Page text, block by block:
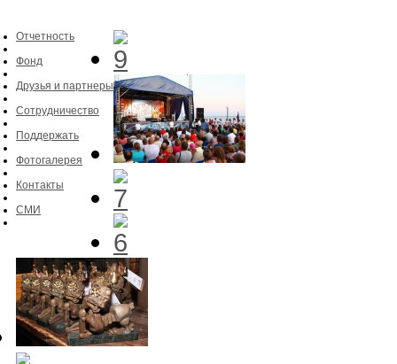
Отчетность
Фонд
Друзья и партнеры
Сотрудничество
Поддержать
Фотогалерея
Контакты
СМИ